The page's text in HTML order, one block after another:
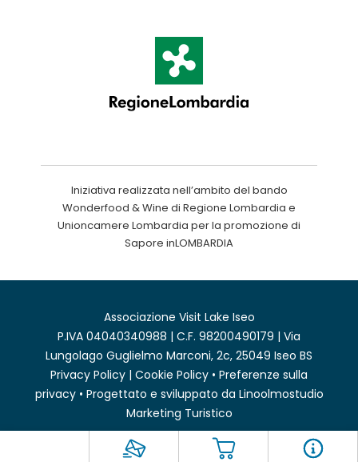
Iniziativa realizzata nell’ambito del bando
Wonderfood & Wine di Regione Lombardia e
Unioncamere Lombardia per la promozione di
Sapore inLOMBARDIA
Associazione Visit Lake Iseo
P.IVA 04040340988 | C.F. 98200490179 | Via
Lungolago Guglielmo Marconi, 2c, 25049 Iseo BS
Privacy Policy | Cookie Policy • Preferenze sulla
privacy• Progettato e sviluppato da Linoolmostudio
Marketing Turistico